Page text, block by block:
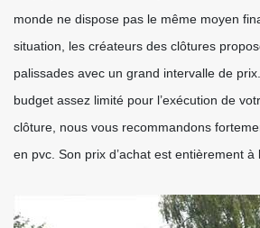
monde ne dispose pas le même moyen
situation, les créateurs des clôtures
palissades avec un grand intervalle de
budget assez limité pour l’exécution de
clôture, nous vous recommandons
en pvc. Son prix d’achat est entièrement à